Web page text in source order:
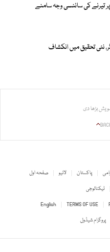
تیرنے کی سائنسی وجہ سامنے
تحقیق میں انکشاف
بڑھا دی
صفحہ اول لائیو پاکستان
ٹیکنالوجی
English
TERMS OF USE
پروگرام شیڈول